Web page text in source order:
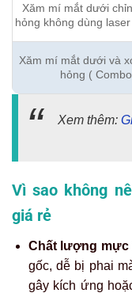
Xăm mí mắt dưới
hỏng không dùng
Xăm mí mắt dưới và
hỏng (
Xem thêm:
Vì sao không
giá rẻ
Chất lượng mực
gốc, dễ bị phai
gây kích ứng